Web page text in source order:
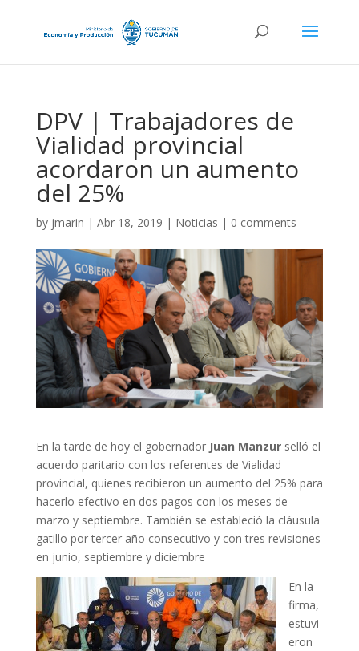
DPV | Trabajadores de
Vialidad provincial
acordaron un aumento
del 25%
by jmarin | Abr 18, 2019 | Noticias | 0 comments
En la tarde de hoy el gobernador Juan Manzurselló el
acuerdo paritario con los referentes de Vialidad
provincial, quienes recibieron un aumento del 25% para
hacerlo efectivo en dos pagos con los meses de
marzo y septiembre. También se estableció la cláusula
gatillo por tercer año consecutivo y con tres revisiones
en junio, septiembre y diciembre
En la
firma,
estuvi
eron